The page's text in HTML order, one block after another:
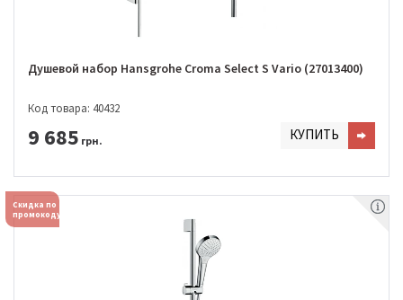
Душевой набор Hansgrohe Croma Select S Vario (27013400)
Код товара: 40432
9 685 грн. КУПИТЬ
Скидка по
промокоду